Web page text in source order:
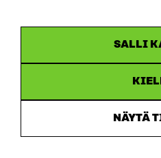
SALLI
NÄYTÄ
uudessa
ikkunassaInstagram